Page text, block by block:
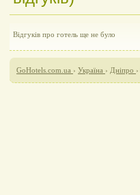
Відгуків про готель ще не було
GoHotels.com.ua › Україна › Дніпро ›